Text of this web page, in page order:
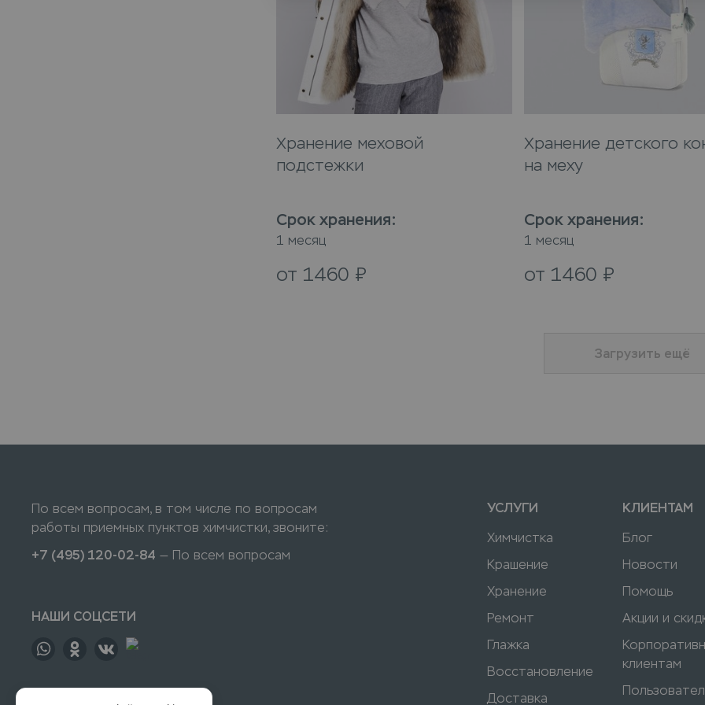
Хранение меховой
подстежки
Срок хранения:
1 месяц
от 1460 ₽
Хранение детского
на меху
Срок хранения:
1 месяц
от 1460 ₽
Загрузить ещё
По всем вопросам, в том числе по вопросам
работы приемных пунктов химчистки, звоните:
+7 (495) 120-02-84 — По всем вопросам
НАШИ СОЦСЕТИ
УСЛУГИ
Химчистка
Крашение
Хранение
Ремонт
Глажка
Восстановление
Доставка
КЛИЕНТАМ
Блог
Новости
Помощь
Акции и
клиентам